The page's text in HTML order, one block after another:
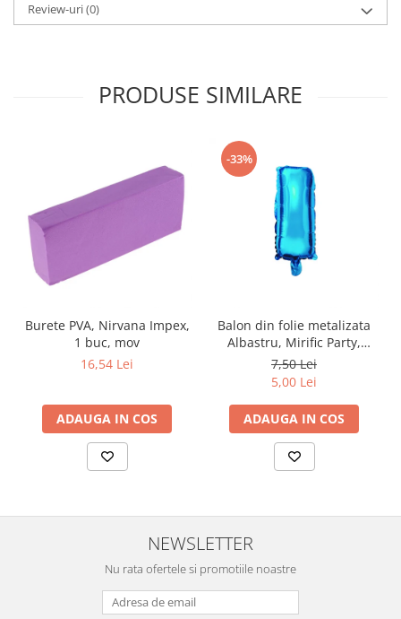
Review-uri(0)
PRODUSE SIMILARE
Burete PVA, Nirvana Impex,
1 buc, mov
16,54 Lei
ADAUGA IN COS
-33%
Balon din folie metalizata
Albastru, Mirific Party,
Litera I, 40 cm
7,50 Lei
5,00 Lei
ADAUGA IN COS
NEWSLETTER
Nu rata ofertele si promotiile noastre